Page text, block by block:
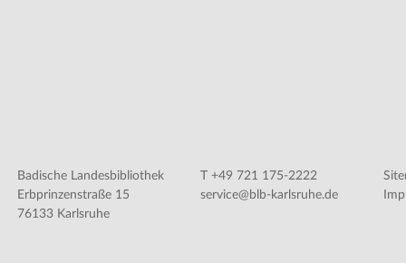
Badische Landesbibliothek
Erbprinzenstraße 15
76133 Karlsruhe
T +49 721 175-2222
service@blb-karlsruhe.de